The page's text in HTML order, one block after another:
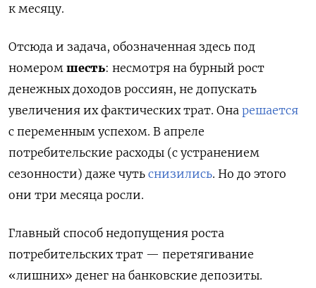
к месяцу.
Отсюда и задача, обозначенная здесь под
номером шесть: несмотря на бурный рост
денежных доходов россиян, не допускать
увеличения их фактических трат. Она решается
с переменным успехом. В апреле
потребительские расходы (с устранением
сезонности) даже чуть снизились. Но до этого
они три месяца росли.
Главный способ недопущения роста
потребительских трат — перетягивание
«лишних» денег на банковские депозиты.